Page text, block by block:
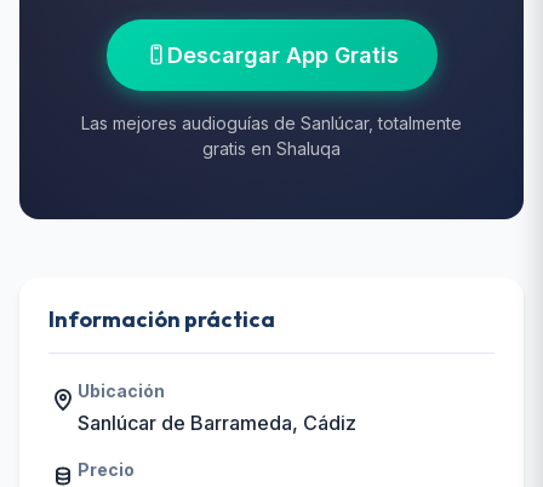
Descargar App Gratis
Las mejores audioguías de Sanlúcar, totalmente
gratis en Shaluqa
Información práctica
Ubicación
Sanlúcar de Barrameda, Cádiz
Precio